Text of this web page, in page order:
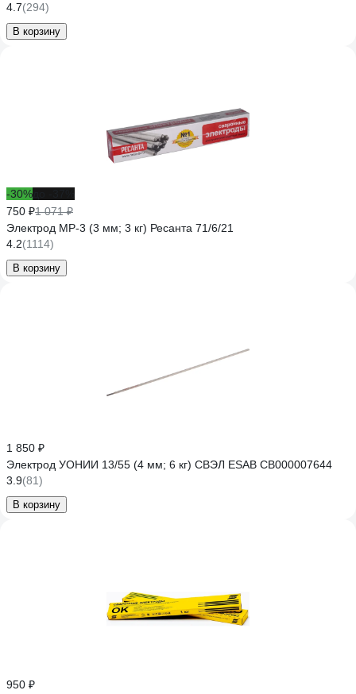
4.7(294)
В корзину
-30%
750 ₽1 071 ₽
Электрод МР-3 (3 мм; 3 кг) Ресанта 71/6/21
4.2(1114)
В корзину
1 850 ₽
Электрод УОНИИ 13/55 (4 мм; 6 кг) СВЭЛ ESAB СВ000007644
3.9(81)
В корзину
950 ₽